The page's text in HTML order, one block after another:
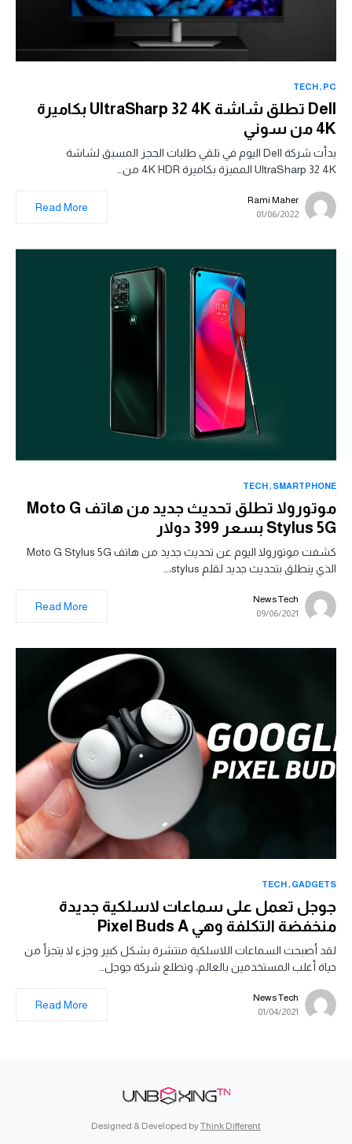
PC
TECH
Dell تطلق شاشة UltraSharp 32 4K بكاميرة
4K من سوني
بدأت شركة Dell اليوم في تلقي طلبات الحجز المسبق لشاشة
UltraSharp 32 4K المميزة بكاميرة 4K HDR من…
Rami Maher
01/06/2022
Read More
SMARTPHONE
TECH
موتورولا تطلق تحديث جديد من هاتف Moto G
Stylus 5G بسعر 399 دولار
كشفت موتورولا اليوم عن تحديث جديد من هاتف Moto G Stylus 5G
الذي ينطلق بتحديث جديد لقلم stylus،…
News Tech
09/06/2021
Read More
GADGETS
TECH
جوجل تعمل على سماعات لاسلكية جديدة
منخفضة التكلفة وهي Pixel Buds A
لقد أصبحت السماعات اللاسلكية منتشرة بشكل كبير وجزء لا يتجزأ من
حياة أغلب المستخدمين بالعالم، وتطلع شركة جوجل…
News Tech
01/04/2021
Read More
Designed & Developed byThink Different